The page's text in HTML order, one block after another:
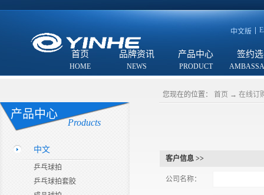
中文版
首页 品牌资讯 产品中心 签约
产品中心
Products
中文
乒乓球拍
乒乓球拍套胶
您现在的位置： 首页 → 在线订
客户信息 >>
公司名称：